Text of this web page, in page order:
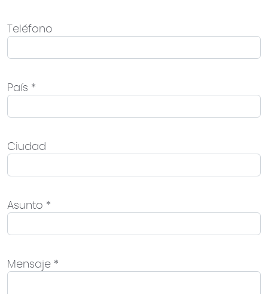
Teléfono
País *
Ciudad
Asunto *
Mensaje *